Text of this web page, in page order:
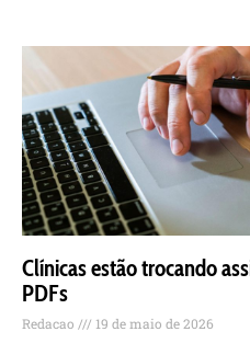
Clínicas estão trocando
PDFs
Redacao 19 de maio de 2026